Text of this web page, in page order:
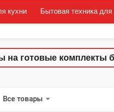
кухни Бытовая техника
комплекты бытовой
Все товары